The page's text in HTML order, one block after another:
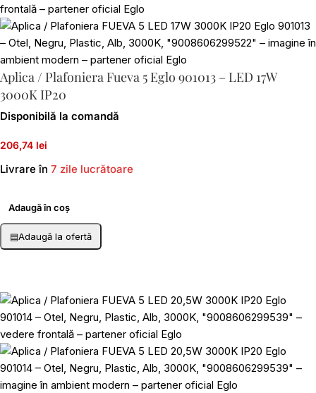
Aplica / Plafoniera Fueva 5 Eglo 901013 – LED 17W
3000K IP20
Disponibilă la comandă
206,74 lei
Livrare în 7 zile lucrătoare
Adaugă în coș
▤Adaugă la ofertă